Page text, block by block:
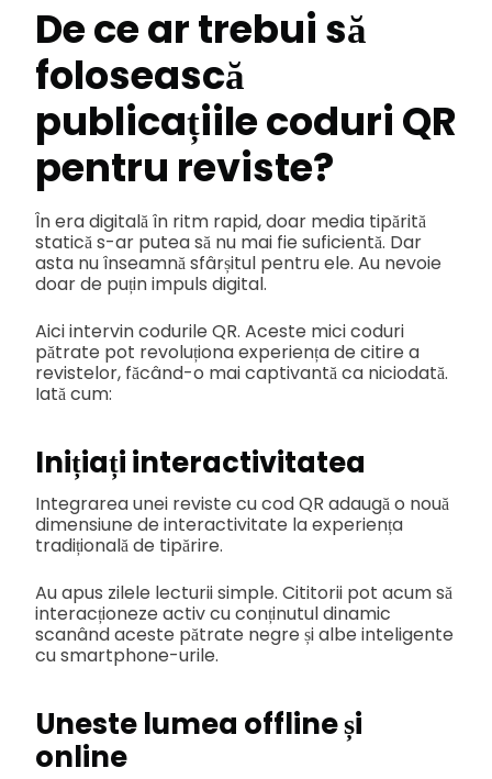
De ce ar trebui să
folosească
publicațiile coduri QR
pentru reviste?
În era digitală în ritm rapid, doar media tipărită
statică s-ar putea să nu mai fie suficientă. Dar
asta nu înseamnă sfârșitul pentru ele. Au nevoie
doar de puțin impuls digital.
Aici intervin codurile QR. Aceste mici coduri
pătrate pot revoluționa experiența de citire a
revistelor, făcând-o mai captivantă ca niciodată.
Iată cum:
Inițiați interactivitatea
Integrarea unei reviste cu cod QR adaugă o nouă
dimensiune de interactivitate la experiența
tradițională de tipărire.
Au apus zilele lecturii simple. Cititorii pot acum să
interacționeze activ cu conținutul dinamic
scanând aceste pătrate negre și albe inteligente
cu smartphone-urile.
Uneste lumea offline și
online